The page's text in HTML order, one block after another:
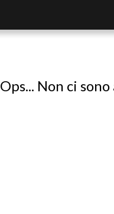
Ops... Non ci